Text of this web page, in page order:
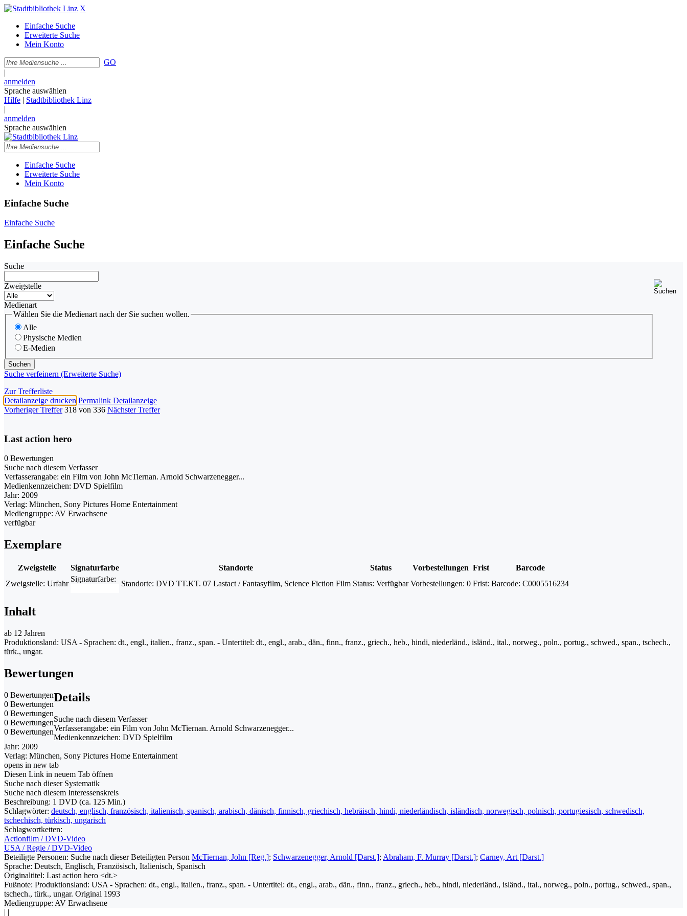
X
Einfache Suche
Erweiterte Suche
Mein Konto
GO
|
anmelden
Sprache auswählen
Hilfe | Stadtbibliothek Linz
|
anmelden
Sprache auswählen
Einfache Suche
Erweiterte Suche
Mein Konto
Einfache Suche
Einfache Suche
Einfache Suche
Suche
Zweigstelle
Medienart
Wählen Sie die Medienart nach der Sie suchen wollen.
Alle
Physische Medien
E-Medien
Suche verfeinern (Erweiterte Suche)
Zur Trefferliste
Detailanzeige drucken Permalink Detailanzeige
Vorheriger Treffer 318 von 336 Nächster Treffer
Last action hero
0 Bewertungen
Suche nach diesem Verfasser
Verfasserangabe: ein Film von John McTiernan. Arnold Schwarzenegger...
Medienkennzeichen: DVD Spielfilm
Jahr: 2009
Verlag: München, Sony Pictures Home Entertainment
Mediengruppe: AV Erwachsene
verfügbar
Exemplare
Zweigstelle Signaturfarbe Standorte Status Vorbestellungen Frist
Barcode
Zweigstelle: Urfahr
Signaturfarbe:
Standorte: DVD TT.KT. 07 Lastact / Fantasyfilm, Science Fiction Film Status: Verfügbar Vorbestellungen: 0 Frist: Barcode: C0005516234
Inhalt
ab 12 Jahren
Produktionsland: USA - Sprachen: dt., engl., italien., franz., span. - Untertitel: dt., engl., arab., dän., finn., franz., griech., heb., hindi, niederländ., isländ., ital., norweg., poln., portug., schwed., span., tschech.,
türk., ungar.
Bewertungen
0 Bewertungen
0 Bewertungen
0 Bewertungen
0 Bewertungen
0 Bewertungen
Details
Suche nach diesem Verfasser
Verfasserangabe: ein Film von John McTiernan. Arnold Schwarzenegger...
Medienkennzeichen: DVD Spielfilm
Jahr: 2009
Verlag: München, Sony Pictures Home Entertainment
opens in new tab
Diesen Link in neuem Tab öffnen
Suche nach dieser Systematik
Suche nach diesem Interessenskreis
Beschreibung: 1 DVD (ca. 125 Min.)
Schlagwörter: deutsch, englisch, französisch, italienisch, spanisch, arabisch, dänisch, finnisch, griechisch, hebräisch, hindi, niederländisch, isländisch, norwegisch, polnisch, portugiesisch, schwedisch,
tschechisch, türkisch, ungarisch
Schlagwortketten:
Actionfilm / DVD-Video
USA / Regie / DVD-Video
Beteiligte Personen: Suche nach dieser Beteiligten Person McTiernan, John [Reg.]; Schwarzenegger, Arnold [Darst.]; Abraham, F. Murray [Darst.]; Carney, Art [Darst.]
Sprache: Deutsch, Englisch, Französisch, Italienisch, Spanisch
Originaltitel: Last action hero <dt.>
Fußnote: Produktionsland: USA - Sprachen: dt., engl., italien., franz., span. - Untertitel: dt., engl., arab., dän., finn., franz., griech., heb., hindi, niederländ., isländ., ital., norweg., poln., portug., schwed., span.,
tschech., türk., ungar. Original 1993
Mediengruppe: AV Erwachsene
| |